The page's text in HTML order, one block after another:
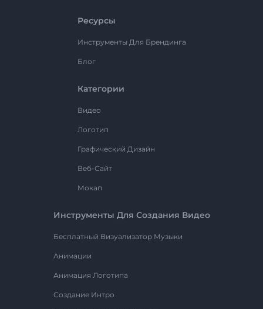
Ресурсы
Инструменты Для Брендинга
Блог
Категории
Видео
Логотип
Графический Дизайн
Веб-Сайт
Мокап
Инструменты Для Создания Видео
Бесплатный Визуализатор Музыки
Анимации
Анимация Логотипа
Создание Интро